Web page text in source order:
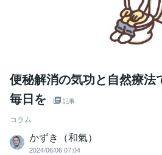
便秘解消の気功と自然療法
毎日を
記事
コラム
かずき（和氣）
2024/06/06 07:04